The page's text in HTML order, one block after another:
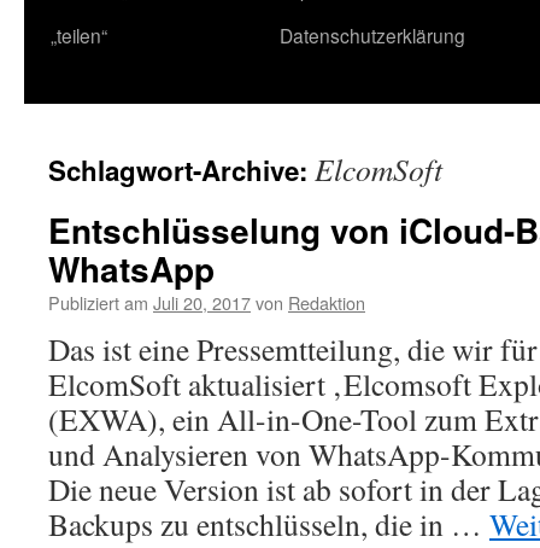
Inhalt
„teilen“
Datenschutzerklärung
Schlagwort-Archive: ElcomSoft
Entschlüsselung von iCloud-
WhatsApp
Publiziert am Juli 20, 2017von Redaktion
Das ist eine Pressemtteilung, die wir
ElcomSoft aktualisiert ‚Elcomsoft
(EXWA), ein All-in-One-Tool zum
und Analysieren von WhatsApp-
Die neue Version ist ab sofort in der
Backups zu entschlüsseln, die in …